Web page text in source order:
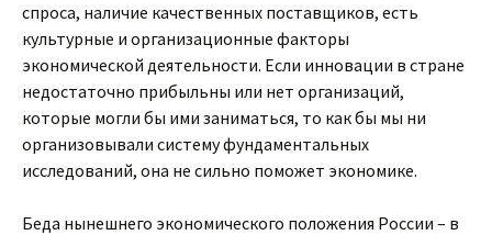
спроса, наличие качественных поставщиков, есть
культурные и организационные факторы
экономической деятельности. Если инновации в стране
недостаточно прибыльны или нет организаций,
которые могли бы ими заниматься, то как бы мы ни
организовывали систему фундаментальных
исследований, она не сильно поможет экономике.
Беда нынешнего экономического положения России – в